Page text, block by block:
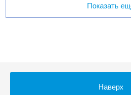
Показать
Наверх